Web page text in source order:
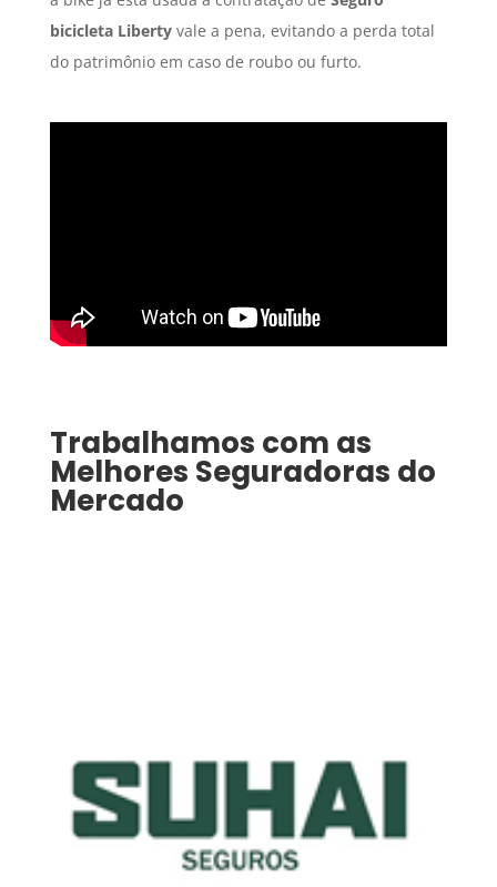
bicicleta Libertyvale a pena, evitando a perda total
do patrimônio em caso de roubo ou furto.
Trabalhamos com as
Melhores Seguradoras do
Mercado